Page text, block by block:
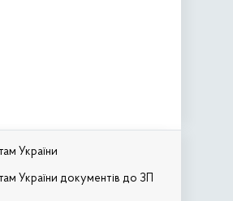
України
України документів до ЗП